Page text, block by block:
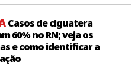
Casos de ciguatera
60% no RN; veja os
e como identificar a